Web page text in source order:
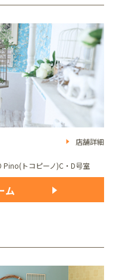
店舗詳細
Pino(トコピーノ)C・D号室
ム